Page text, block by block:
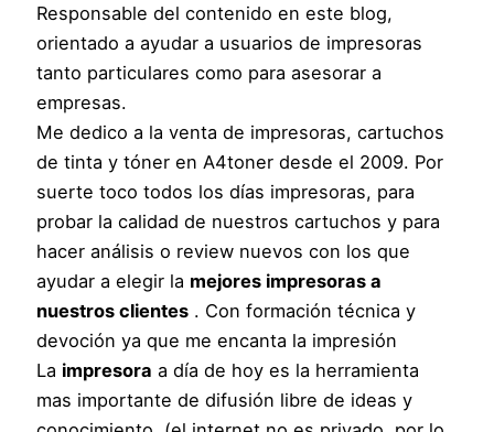
Responsable del contenido en este blog,
orientado a ayudar a usuarios de impresoras
tanto particulares como para asesorar a
empresas.
Me dedico a la venta de impresoras, cartuchos
de tinta y tóner en A4toner desde el 2009. Por
suerte toco todos los días impresoras, para
probar la calidad de nuestros cartuchos y para
hacer análisis o review nuevos con los que
ayudar a elegir la mejores impresoras a
nuestros clientes . Con formación técnica y
devoción ya que me encanta la impresión
La impresora a día de hoy es la herramienta
mas importante de difusión libre de ideas y